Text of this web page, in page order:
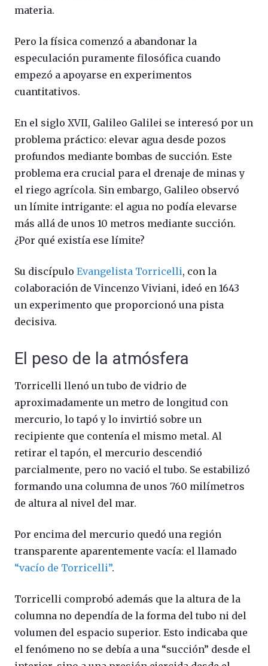
materia.
Pero la física comenzó a abandonar la
especulación puramente filosófica cuando
empezó a apoyarse en experimentos
cuantitativos.
En el siglo XVII, Galileo Galilei se interesó por un
problema práctico: elevar agua desde pozos
profundos mediante bombas de succión. Este
problema era crucial para el drenaje de minas y
el riego agrícola. Sin embargo, Galileo observó
un límite intrigante: el agua no podía elevarse
más allá de unos 10 metros mediante succión.
¿Por qué existía ese límite?
Su discípulo Evangelista Torricelli, con la
colaboración de Vincenzo Viviani, ideó en 1643
un experimento que proporcionó una pista
decisiva.
El peso de la atmósfera
Torricelli llenó un tubo de vidrio de
aproximadamente un metro de longitud con
mercurio, lo tapó y lo invirtió sobre un
recipiente que contenía el mismo metal. Al
retirar el tapón, el mercurio descendió
parcialmente, pero no vació el tubo. Se estabilizó
formando una columna de unos 760 milímetros
de altura al nivel del mar.
Por encima del mercurio quedó una región
transparente aparentemente vacía: el llamado
“vacío de Torricelli”.
Torricelli comprobó además que la altura de la
columna no dependía de la forma del tubo ni del
volumen del espacio superior. Esto indicaba que
el fenómeno no se debía a una “succión” desde el